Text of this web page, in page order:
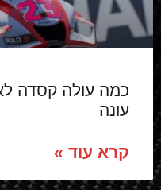
עונה
קרא עוד »